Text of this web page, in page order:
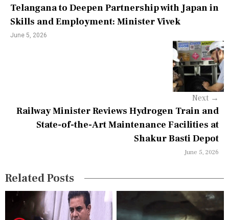
n
a
n
Telangana to Deepen Partnership with Japan in
Skills and Employment: Minister Vivek
June 5, 2026
Next →
Railway Minister Reviews Hydrogen Train and
State-of-the-Art Maintenance Facilities at
Shakur Basti Depot
June 5, 2026
Related Posts